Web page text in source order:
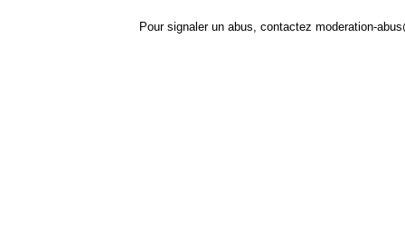
Pour signaler un abus, contactez moderation-